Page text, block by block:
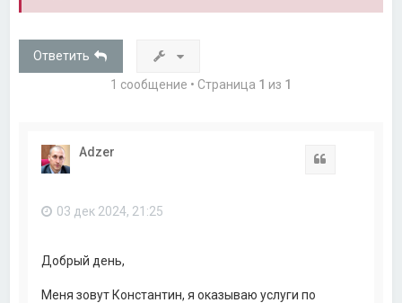
Ответить
1 сообщение • Страница 1 из 1
Adzer
03 дек 2024, 21:25
Добрый день,
Меня зовут Константин, я оказываю услуги по